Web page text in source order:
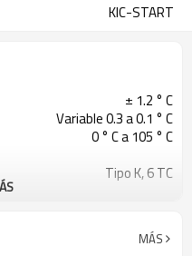
KIC-START
± 1.2 ° C
Variable 0.3 a 0.1 ° C
0 ° C a 105 ° C
Tipo K, 6 TC
Pila alcalina de 9V
MÁS